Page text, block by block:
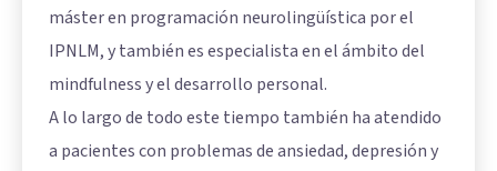
máster en programación neurolingüística por el
IPNLM, y también es especialista en el ámbito del
mindfulness y el desarrollo personal.
A lo largo de todo este tiempo también ha atendido
a pacientes con problemas de ansiedad, depresión y